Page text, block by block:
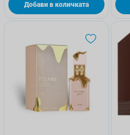
Добави в количката